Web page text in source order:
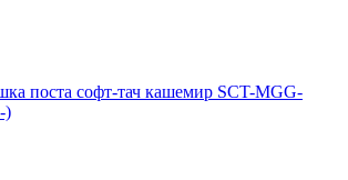
поста софт-тач кашемир SCT-MGG-
)